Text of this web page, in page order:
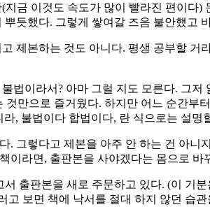
금 이것도 속도가 많이 빨라진 편이다
듯했다. 그렇게 쌓여갈 즈음 불안했고
제본하는 것도 아니다. 평생 공부할 거
이라서? 아마 그럴 지도 모른다. 그
만으로 즐거웠다. 하지만 어느 순간부
, 불법이다 합법이다, 란 식으로는 설명
그렇다고 제본을 아주 안 하는 건 아니
라면, 출판본을 사야겠다는 몸으로
출판본을 새로 주문하고 있다. (이 기
보면 책에 낙서를 절대 하지 않던 습